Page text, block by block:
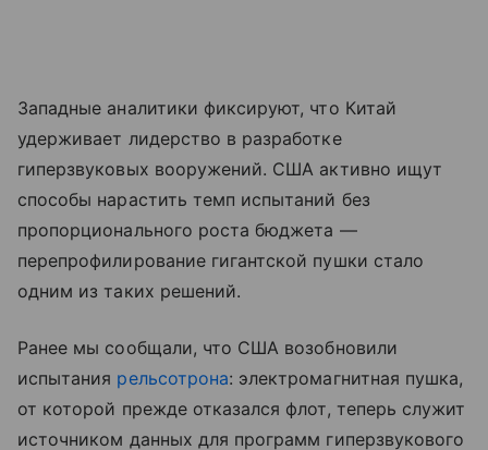
Западные аналитики фиксируют, что Китай
удерживает лидерство в разработке
гиперзвуковых вооружений. США активно ищут
способы нарастить темп испытаний без
пропорционального роста бюджета —
перепрофилирование гигантской пушки стало
одним из таких решений.
Ранее мы сообщали, что США возобновили
испытания рельсотрона: электромагнитная пушка,
от которой прежде отказался флот, теперь служит
источником данных для программ гиперзвукового